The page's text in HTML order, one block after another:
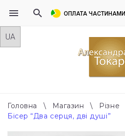
Skip
ОПЛАТА ЧАСТИНАМИ
Головна \ Магазин \ Різне
Бісер “Два серця, дві душі”